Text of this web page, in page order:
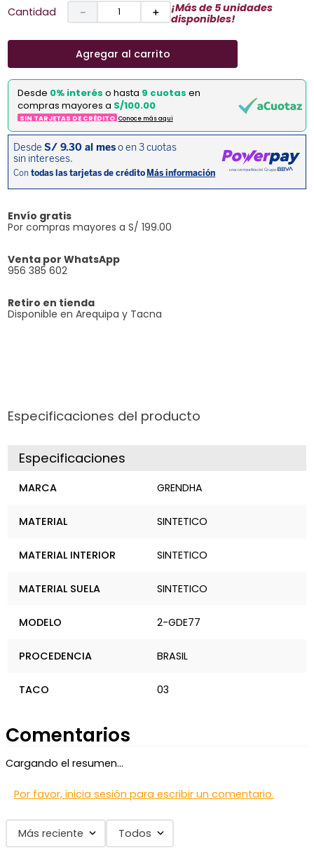
Cantidad ＋
－
¡Más de 5 unidades
disponibles!
Agregar al carrito
Desde 0% interés o hasta 9 cuotas en
compras mayores a S/100.00
SIN TARJETAS DE CRÉDITO Conoce más aqui
Envío gratis
Por compras mayores a S/ 199.00
Venta por WhatsApp
956 385 602
Retiro en tienda
Disponible en Arequipa y Tacna
Especificaciones del producto
Especificaciones
MARCA GRENDHA
MATERIAL SINTETICO
MATERIAL INTERIOR SINTETICO
MATERIAL SUELA SINTETICO
MODELO 2-GDE77
PROCEDENCIA BRASIL
TACO 03
Comentarios
Cargando el resumen…
Por favor, inicia sesión para escribir un comentario.
Más reciente Todos